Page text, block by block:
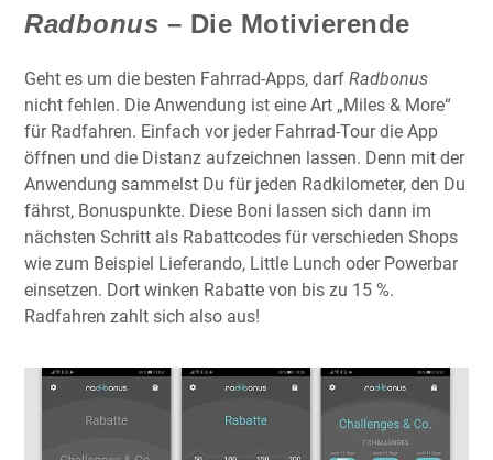
Radbonus – Die Motivierende
Geht es um die besten Fahrrad-Apps, darf Radbonus
nicht fehlen. Die Anwendung ist eine Art „Miles & More“
für Radfahren. Einfach vor jeder Fahrrad-Tour die App
öffnen und die Distanz aufzeichnen lassen. Denn mit der
Anwendung sammelst Du für jeden Radkilometer, den Du
fährst, Bonuspunkte. Diese Boni lassen sich dann im
nächsten Schritt als Rabattcodes für verschieden Shops
wie zum Beispiel Lieferando, Little Lunch oder Powerbar
einsetzen. Dort winken Rabatte von bis zu 15 %.
Radfahren zahlt sich also aus!